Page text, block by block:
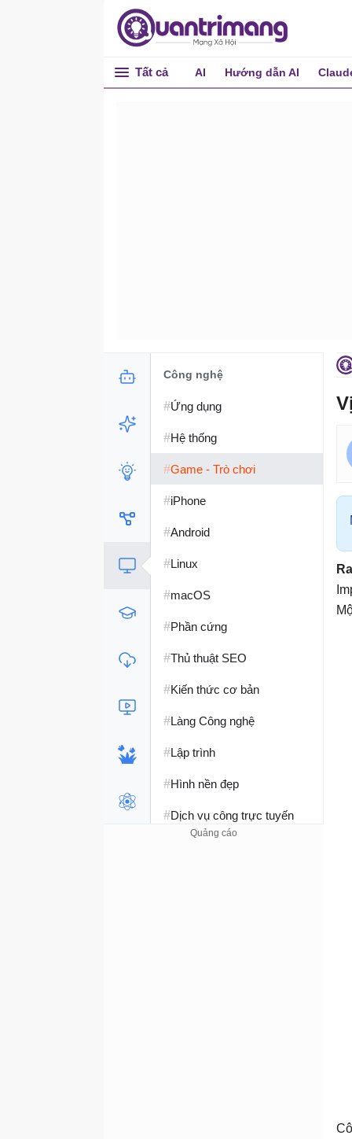
Tất cả AI Hướng dẫn AI
Công nghệ
#Ứng dụng
#Hệ thống
#Game - Trò chơi
#iPhone
#Android
#Linux
#macOS
#Phần cứng
#Thủ thuật SEO
#Kiến thức cơ bản
#Làng Công nghệ
#Lập trình
#Hình nền đẹp
#Dịch vụ công trực tuyến